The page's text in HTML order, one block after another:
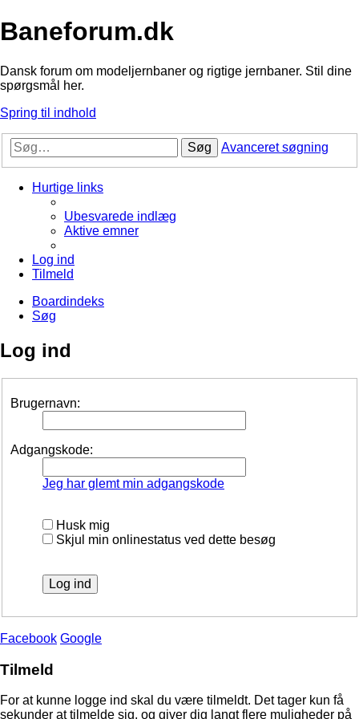
Baneforum.dk
Dansk forum om modeljernbaner og rigtige jernbaner. Stil dine
spørgsmål her.
Spring til indhold
Søg Avanceret søgning
Hurtige links
Ubesvarede indlæg
Aktive emner
Log ind
Tilmeld
Boardindeks
Søg
Log ind
Brugernavn:
Adgangskode:
Jeg har glemt min adgangskode
Husk mig
Skjul min onlinestatus ved dette besøg
Facebook Google
Tilmeld
For at kunne logge ind skal du være tilmeldt. Det tager kun få
sekunder at tilmelde sig, og giver dig langt flere muligheder på